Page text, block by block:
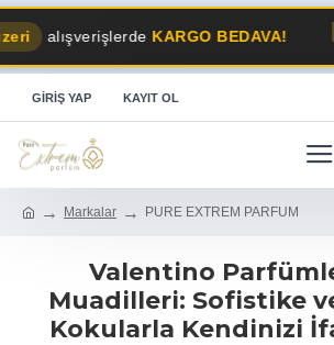
alışverişlerdeKARGO BEDAVA!
GIRIŞ YAP KAYIT OL
Markalar PURE EXTREM PARFUM
Valentino
Muadilleri: Sofistike
Kokularla Kendinizi